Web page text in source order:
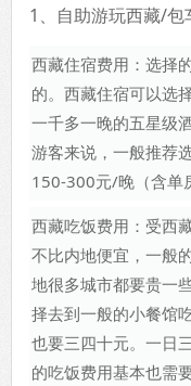
1、自助游玩西藏/
西藏住宿费用：选择
的。西藏住宿可以选
一千多一晚的五星级
游客来说，一般推荐
150-300元/晚（含单
西藏吃饭费用：受西
不比内地便宜，一般
地很多城市都要贵一
择去到一般的小餐馆
也要三四十元。一日
的吃饭费用基本也需